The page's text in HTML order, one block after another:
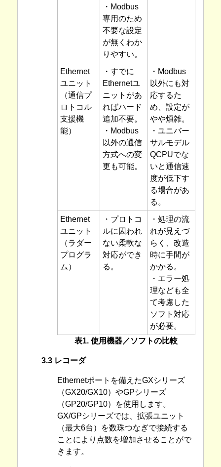
・Modbus
専用のため
不要な設定
が無くわか
りやすい。
Ethernet
ユニット
（通信プ
ロトコル
支援機
能）
・すでに
Ethernetユ
ニットがあ
ればハード
追加不要。
・Modbus
以外の通信
方式への変
更も可能。
・Modbus
以外にも対
応するた
め、設定が
やや煩雑。
・ユニバー
サルモデル
QCPUでな
いと通信速
度が低下す
る場合があ
る。
Ethernet
ユニット
（ラダー
プログラ
ム）
・プロトコ
ルに囚われ
ない柔軟な
対応ができ
る。
・処理の流
れが見えづ
らく、改造
時に手間が
かかる。
・エラー処
理なども全
て考慮した
ソフト対応
が必要。
表1. 使用機器／ソフトの比較
3.3 レコーダ
Ethernetポートを備えたGXシリーズ
（GX20/GX10）やGPシリーズ
（GP20/GP10）を使用します。
GX/GPシリーズでは、拡張ユニット
（最大6台）を数珠つなぎで接続する
ことにより点数を増加させることがで
きます。